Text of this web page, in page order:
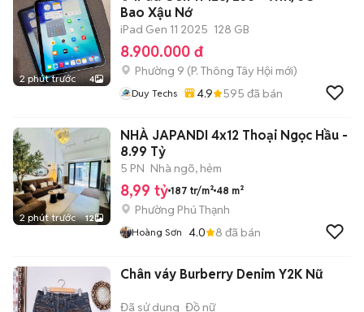
2 phút trước 4
Bao Xậu Nớ
iPad Gen 11 2025 128 GB
8.900.000 đ
Phường 9 (P. Thông Tây Hội mới)
Duy Techs 4.9 595 đã bán
2 phút trước 12
NHÀ JAPANDI 4x12 Thoại Ngọc Hầu -
8.99 Tỷ
5 PN Nhà ngõ, hẻm
8,99 tỷ 187 tr/m² 48 m²
Phường Phú Thạnh
Hoàng Sơn 4.0 8 đã bán
Chân váy Burberry Denim Y2K Nữ
Đã sử dụng Đồ nữ